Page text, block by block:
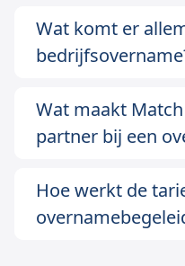
Wat komt er
Wat maakt
partner bij een
Hoe werkt de